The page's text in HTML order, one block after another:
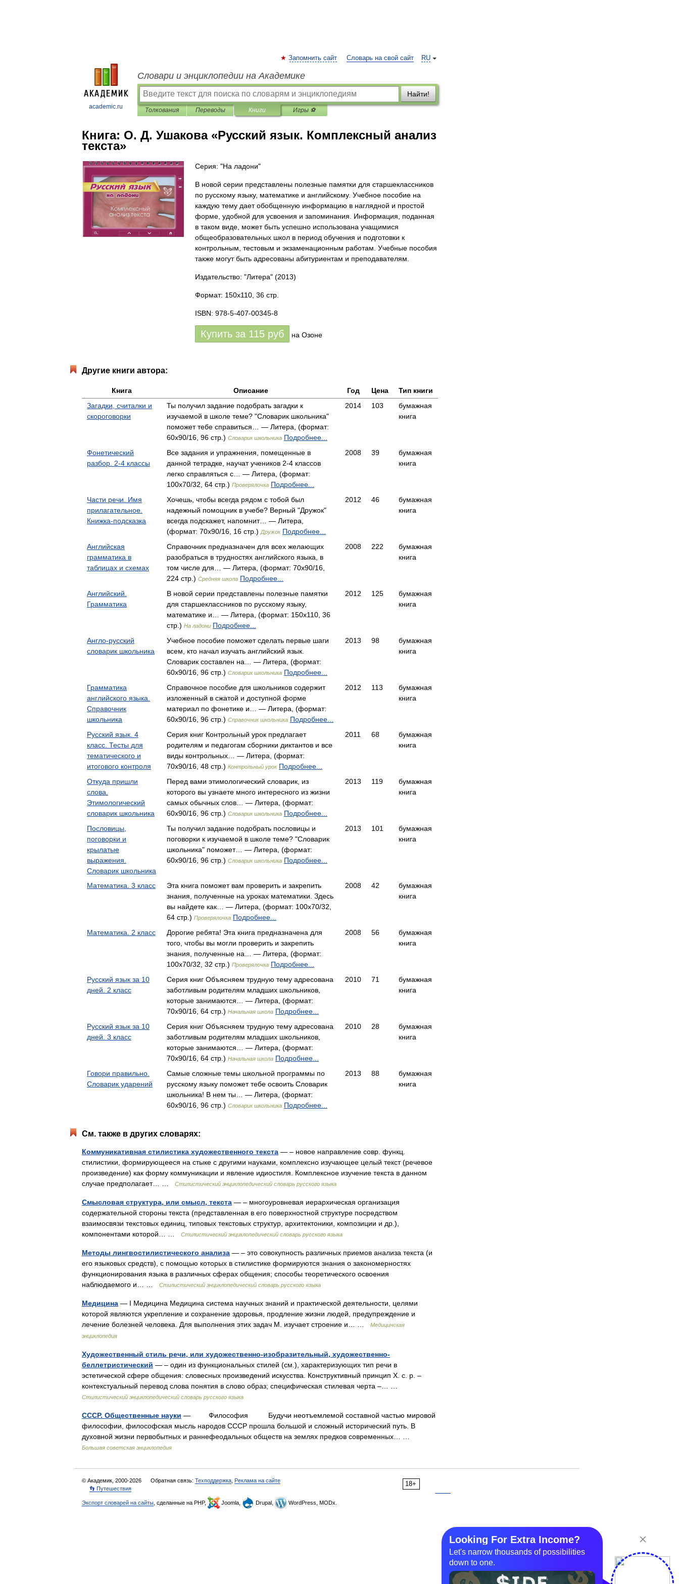
academic.ru
RU
Запомнить сайт Словарь на свой сайт
Словари и энциклопедии на Академике
Найти!
Толкования Переводы Книги Игры ⚽
Книга: О. Д. Ушакова «Русский язык. Комплексный анализ
текста»
Серия: "На ладони"
В новой серии представлены полезные памятки для старшеклассников
по русскому языку, математике и английскому. Учебное пособие на
каждую тему дает обобщенную информацию в наглядной и простой
форме, удобной для усвоения и запоминания. Информация, поданная
в таком виде, может быть успешно использована учащимися
общеобразовательных школ в период обучения и подготовки к
контрольным, тестовым и экзаменационным работам. Учебные пособия
также могут быть адресованы абитуриентам и преподавателям.
Издательство: "Литера" (2013)
Формат: 150x110, 36 стр.
ISBN: 978-5-407-00345-8
Купить за 115 руб на Озоне
Другие книги автора:
Книга Описание Год Цена
Тип книги
Загадки, считалки и
скороговорки
Ты получил задание подобрать загадки к
изучаемой в школе теме? "Словарик школьника"
поможет тебе справиться… — Литера, (формат:
60x90/16, 96 стр.) Словарик школьника Подробнее...
2014 103
бумажная
книга
Фонетический
разбор. 2-4 классы
Все задания и упражнения, помещенные в
данной тетрадке, научат учеников 2-4 классов
легко справляться с… — Литера, (формат:
100x70/32, 64 стр.) Проверялочка Подробнее...
2008 39
бумажная
книга
Части речи. Имя
прилагательное.
Книжка-подсказка
Хочешь, чтобы всегда рядом с тобой был
надежный помощник в учебе? Верный "Дружок"
всегда подскажет, напомнит… — Литера,
(формат: 70x90/16, 16 стр.) Дружок Подробнее...
2012 46
бумажная
книга
Английская
грамматика в
таблицах и схемах
Справочник предназначен для всех желающих
разобраться в трудностях английского языка, в
том числе для… — Литера, (формат: 70x90/16,
224 стр.) Средняя школа Подробнее...
2008 222
бумажная
книга
Английский.
Грамматика
В новой серии представлены полезные памятки
для старшеклассников по русскому языку,
математике и… — Литера, (формат: 150x110, 36
стр.) На ладони Подробнее...
2012 125
бумажная
книга
Англо-русский
словарик школьника
Учебное пособие поможет сделать первые шаги
всем, кто начал изучать английский язык.
Словарик составлен на… — Литера, (формат:
60x90/16, 96 стр.) Словарик школьника Подробнее...
2013 98
бумажная
книга
Грамматика
английского языка.
Справочник
школьника
Справочное пособие для школьников содержит
изложенный в сжатой и доступной форме
материал по фонетике и… — Литера, (формат:
60x90/16, 96 стр.) Справочник школьника Подробнее...
2012 113
бумажная
книга
Русский язык. 4
класс. Тесты для
тематического и
итогового контроля
Серия книг Контрольный урок предлагает
родителям и педагогам сборники диктантов и все
виды контрольных… — Литера, (формат:
70x90/16, 48 стр.) Контрольный урок Подробнее...
2011 68
бумажная
книга
Откуда пришли
слова.
Этимологический
словарик школьника
Перед вами этимологический словарик, из
которого вы узнаете много интересного из жизни
самых обычных слов… — Литера, (формат:
60x90/16, 96 стр.) Словарик школьника Подробнее...
2013 119
бумажная
книга
Пословицы,
поговорки и
крылатые
выражения.
Словарик школьника
Ты получил задание подобрать пословицы и
поговорки к изучаемой в школе теме? "Словарик
школьника" поможет… — Литера, (формат:
60x90/16, 96 стр.) Словарик школьника Подробнее...
2013 101
бумажная
книга
Математика. 3 класс
Эта книга поможет вам проверить и закрепить
знания, полученные на уроках математики. Здесь
вы найдете как… — Литера, (формат: 100x70/32,
64 стр.) Проверялочка Подробнее...
2008 42
бумажная
книга
Математика. 2 класс
Дорогие ребята! Эта книга предназначена для
того, чтобы вы могли проверить и закрепить
знания, полученные на… — Литера, (формат:
100x70/32, 32 стр.) Проверялочка Подробнее...
2008 56
бумажная
книга
Русский язык за 10
дней. 2 класс
Серия книг Объясняем трудную тему адресована
заботливым родителям младших школьников,
которые занимаются… — Литера, (формат:
70x90/16, 64 стр.) Начальная школа Подробнее...
2010 71
бумажная
книга
Русский язык за 10
дней. 3 класс
Серия книг Объясняем трудную тему адресована
заботливым родителям младших школьников,
которые занимаются… — Литера, (формат:
70x90/16, 64 стр.) Начальная школа Подробнее...
2010 28
бумажная
книга
Говори правильно.
Словарик ударений
Самые сложные темы школьной программы по
русскому языку поможет тебе освоить Словарик
школьника! В нем ты… — Литера, (формат:
60x90/16, 96 стр.) Словарик школьника Подробнее...
2013 88
бумажная
книга
См. также в других словарях:
Коммуникативная стилистика художественного текста — – новое направление совр. функц.
стилистики, формирующееся на стыке с другими науками, комплексно изучающее целый текст (речевое
произведение) как форму коммуникации и явление идиостиля. Комплексное изучение текста в данном
случае предполагает… …
Стилистический энциклопедический словарь русского языка
Смысловая структура, или смысл, текста — – многоуровневая иерархическая организация
содержательной стороны текста (представленная в его поверхностной структуре посредством
взаимосвязи текстовых единиц, типовых текстовых структур, архитектоники, композиции и др.),
компонентами которой… …
Стилистический энциклопедический словарь русского языка
Методы лингвостилистического анализа — – это совокупность различных приемов анализа текста (и
его языковых средств), с помощью которых в стилистике формируются знания о закономерностях
функционирования языка в различных сферах общения; способы теоретического освоения
наблюдаемого и… …
Стилистический энциклопедический словарь русского языка
Медицина — I Медицина Медицина система научных знаний и практической деятельности, целями
которой являются укрепление и сохранение здоровья, продление жизни людей, предупреждение и
лечение болезней человека. Для выполнения этих задач М. изучает строение и… …
Медицинская
энциклопедия
Художественный стиль речи, или художественно-изобразительный, художественно-
беллетристический — – один из функциональных стилей (см.), характеризующих тип речи в
эстетической сфере общения: словесных произведений искусства. Конструктивный принцип Х. с. р. –
контекстуальный перевод слова понятия в слово образ; специфическая стилевая черта –… …
Стилистический энциклопедический словарь русского языка
СССР. Общественные науки — Философия Будучи неотъемлемой составной частью мировой
философии, философская мысль народов СССР прошла большой и сложный исторический путь. В
духовной жизни первобытных и раннефеодальных обществ на землях предков современных… …
Большая советская энциклопедия
18+
© Академик, 2000-2026 Обратная связь: Техподдержка Реклама на сайте
👣 Путешествия
Экспорт словарей на сайты , сделанные на PHP, Joomla, Drupal, WordPress, MODx.